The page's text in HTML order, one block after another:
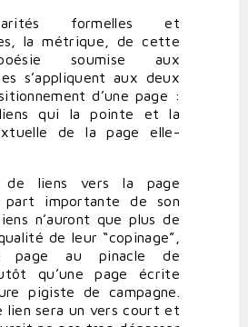
formelles et
la métrique, de cette
soumise aux
s’appliquent aux deux
d’une page :
liens qui la pointe et la
de la page elle-
de liens vers la page
part importante de son
n’auront que plus de
de leur “copinage”,
page au pinacle de
qu’une page écrite
pigiste de campagne.
lien sera un vers court et